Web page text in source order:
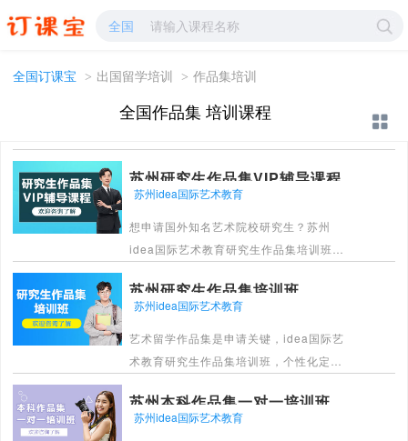
作品集培训-作品集学校哪家好?-订课宝
全国
全国订课宝 > 出国留学培训 > 作品集培训
全国作品集 培训课程
苏州研究生作品集VIP辅导课程
苏州idea国际艺术教育
想申请国外知名艺术院校研究生？苏州
idea国际艺术教育研究生作品集培训班，
师助力轻松脱颖而出。
[详情]
苏州研究生作品集培训班
苏州idea国际艺术教育
艺术留学作品集是申请关键，idea国际艺
术教育研究生作品集培训班，个性化定制
加持，帮你打造高质量申校作品集圆梦知
名院校。
苏州本科作品集一对一培训班
苏州idea国际艺术教育